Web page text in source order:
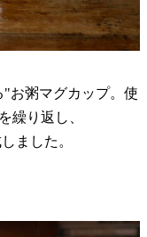
お粥マグカップ。使
繰り返し、
ました。